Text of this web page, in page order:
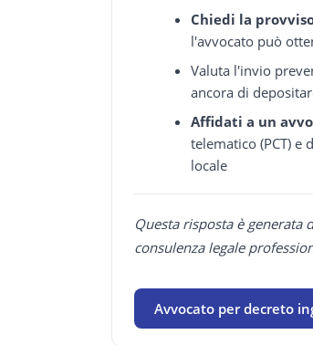
Chiedi la
l'avvocato può
Valuta l'invio
ancora di
Affidati a un
telematico (PCT)
locale
Questa risposta è
consulenza legale
Avvocato per decreto